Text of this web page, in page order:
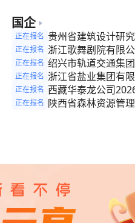
国企
正在报名 贵州省建筑设计研
公开招聘公告
正在报名 浙江歌舞剧院有限
正在报名 绍兴市轨道交通集
社会招聘公告
正在报名 浙江省盐业集团有
聘公告
正在报名 西藏华泰龙公司
正在报名 陕西省森林资源管